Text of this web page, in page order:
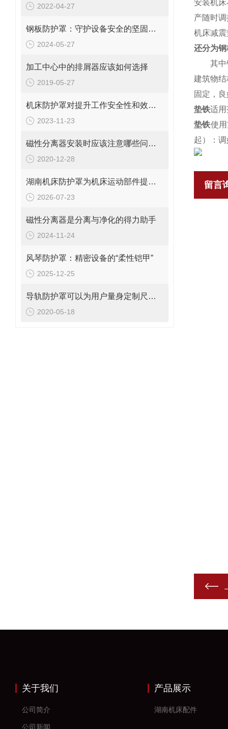
2022-04-27
钢板防护罩：守护设备安全的坚固屏障
2024-05-27
加工中心中的排屑器应该如何选择
2019-05-27
机床防护罩对提升工作安全性和效率的重要性探究
2023-11-23
磁性分离器安装时应该注意哪些问题？我一起看看吧
2020-12-28
湖南机床防护罩为机床运动部件提供安全保护
2026-07-23
磁性分离器是分离与净化的得力助手
2024-11-24
风琴防护罩：精密设备的“柔性铠甲”
2025-12-25
导轨防护罩可以为用户量身定制尺寸大小
2020-05-18
安装机
产随时
机床减
还分为钢
其中钢
建筑物
固定，
垫铁适
垫铁使
起）：
留言
关于我们
公司简介
公司新闻
产品展示
湖南机床配件